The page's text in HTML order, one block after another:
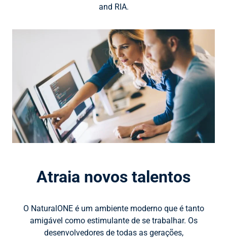
and RIA.
Atraia novos talentos
O NaturalONE é um ambiente moderno que é tanto
amigável como estimulante de se trabalhar. Os
desenvolvedores de todas as gerações,